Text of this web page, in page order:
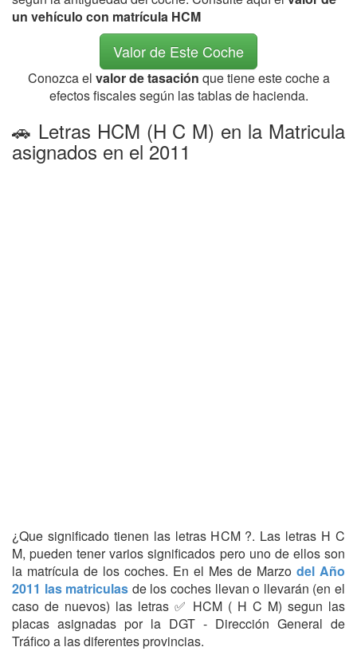
un vehículo con matrícula HCM
Valor de Este Coche
Conozca el valor de tasación que tiene este coche a
efectos fiscales según las tablas de hacienda.
🚗 Letras HCM (H C M) en la Matricula
asignados en el 2011
¿Que significado tienen las letras HCM ?. Las letras H C
M, pueden tener varios significados pero uno de ellos son
la matrícula de los coches. En el Mes de Marzo del Año
2011 las matriculas de los coches llevan o llevarán (en el
caso de nuevos) las letras ✅ HCM ( H C M) segun las
placas asignadas por la DGT - Dirección General de
Tráfico a las diferentes provincias.